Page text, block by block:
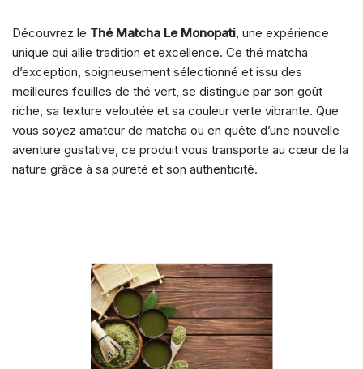
Découvrez le Thé Matcha Le Monopati , une expérience
unique qui allie tradition et excellence. Ce thé matcha
d’exception, soigneusement sélectionné et issu des
meilleures feuilles de thé vert, se distingue par son goût
riche, sa texture veloutée et sa couleur verte vibrante. Que
vous soyez amateur de matcha ou en quête d’une nouvelle
aventure gustative, ce produit vous transporte au cœur de la
nature grâce à sa pureté et son authenticité.